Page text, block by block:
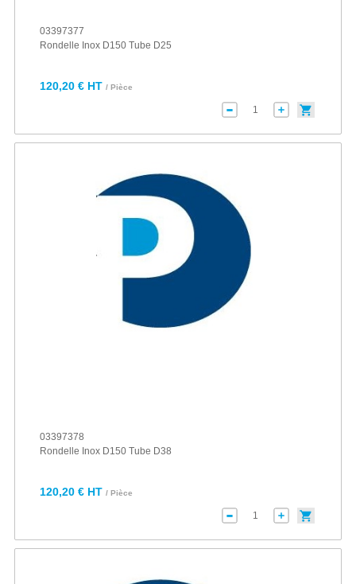
03397377
Rondelle Inox D150 Tube D25
120,20 € HT / Pièce
03397378
Rondelle Inox D150 Tube D38
120,20 € HT / Pièce